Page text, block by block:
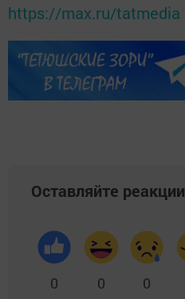
https://max.ru/tatmedia
Оставляйте реакции
0 0 0